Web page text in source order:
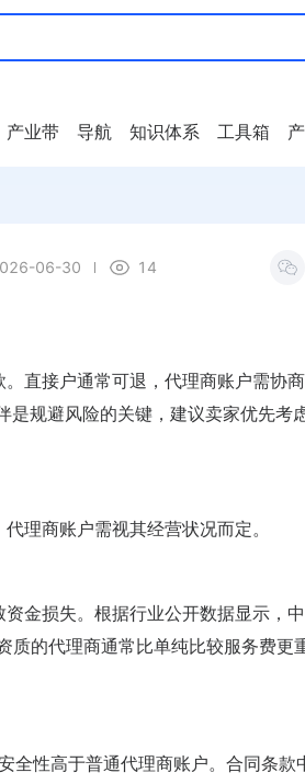
产业带 导航 知识体系 工具箱
06-30 14
直接户通常可退，代理商账户需协
规避风险的关键，建议卖家优先考
理商账户需视其经营状况而定。
金损失。根据行业公开数据显示，
质的代理商通常比单纯比较服务费更
全性高于普通代理商账户。合同条款